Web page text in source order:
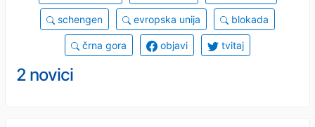
schengen evropska unija blokada
črna gora objavi tvitaj
2 novici